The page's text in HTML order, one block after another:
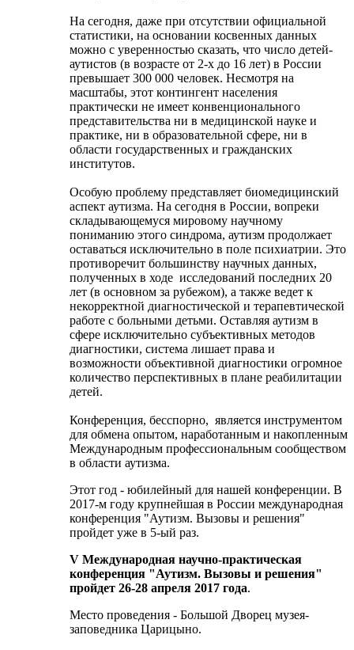
На сегодня, даже при отсутствии официальной
статистики, на основании косвенных данных
можно с уверенностью сказать, что число детей-
аутистов (в возрасте от 2-х до 16 лет) в России
превышает 300 000 человек. Несмотря на
масштабы, этот контингент населения
практически не имеет конвенционального
представительства ни в медицинской науке и
практике, ни в образовательной сфере, ни в
области государственных и гражданских
институтов.
Особую проблему представляет биомедицинский
аспект аутизма. На сегодня в России, вопреки
складывающемуся мировому научному
пониманию этого синдрома, аутизм продолжает
оставаться исключительно в поле психиатрии. Это
противоречит большинству научных данных,
полученных в ходе исследований последних 20
лет (в основном за рубежом), а также ведет к
некорректной диагностической и терапевтической
работе с больными детьми. Оставляя аутизм в
сфере исключительно субъективных методов
диагностики, система лишает права и
возможности объективной диагностики огромное
количество перспективных в плане реабилитации
детей.
Конференция, бесспорно, является инструментом
для обмена опытом, наработанным и накопленным
Международным профессиональным сообществом
в области аутизма.
Этот год - юбилейный для нашей конференции. В
2017-м году крупнейшая в России международная
конференция "Аутизм. Вызовы и решения"
пройдет уже в 5-ый раз.
V Международная научно-практическая
конференция "Аутизм. Вызовы и решения"
пройдет 26-28 апреля 2017 года.
Место проведения - Большой Дворец музея-
заповедника Царицыно.